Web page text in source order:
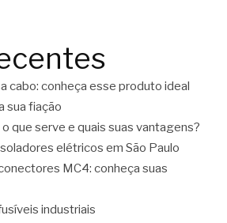
cabo: conheça esse produto ideal
sua fiação
que serve e quais suas vantagens?
elétricos em São Paulo
MC4: conheça suas
industriais